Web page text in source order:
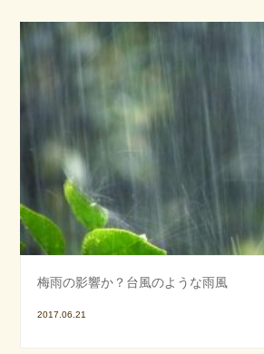
梅雨の影響か？台風のような雨風
2017.06.21